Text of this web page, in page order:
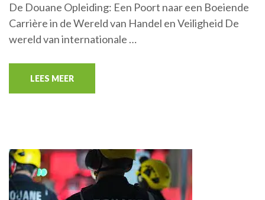
De Douane Opleiding: Een Poort naar een Boeiende
Carrière in de Wereld van Handel en Veiligheid De
wereld van internationale …
LEES MEER